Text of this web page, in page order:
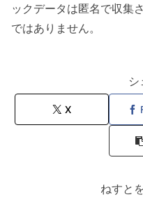
ックデータは匿名で収集
ではありません。
シ
X
ねすと